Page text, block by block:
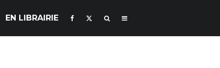
EN LIBRAIRIE